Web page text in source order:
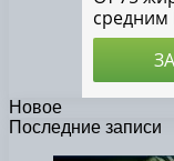
Новое
Последние записи